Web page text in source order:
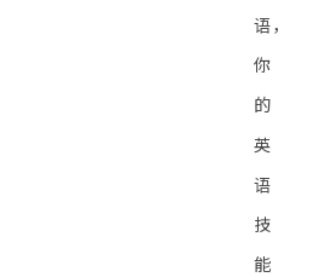
语，
你
的
英
语
技
能